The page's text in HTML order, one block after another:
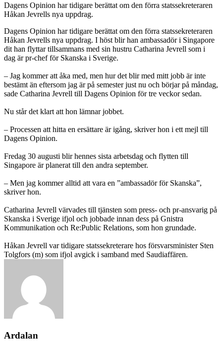
Dagens Opinion har tidigare berättat om den förra statssekreteraren
Håkan Jevrells nya uppdrag.
Dagens Opinion har tidigare berättat om den förra statssekreteraren
Håkan Jevrells nya uppdrag. I höst blir han ambassadör i Singapore
dit han flyttar tillsammans med sin hustru Catharina Jevrell som i
dag är pr-chef för Skanska i Sverige.
– Jag kommer att åka med, men hur det blir med mitt jobb är inte
bestämt än eftersom jag är på semester just nu och börjar på måndag,
sade Catharina Jevrell till Dagens Opinion för tre veckor sedan.
Nu står det klart att hon lämnar jobbet.
– Processen att hitta en ersättare är igång, skriver hon i ett mejl till
Dagens Opinion.
Fredag 30 augusti blir hennes sista arbetsdag och flytten till
Singapore är planerat till den andra september.
– Men jag kommer alltid att vara en ”ambassadör för Skanska”,
skriver hon.
Catharina Jevrell värvades till tjänsten som press- och pr-ansvarig på
Skanska i Sverige ifjol och jobbade innan dess på Gnistra
Kommunikation och Re:Public Relations, som hon grundade.
Håkan Jevrell var tidigare statssekreterare hos försvarsminister Sten
Tolgfors (m) som ifjol avgick i samband med Saudiaffären.
Ardalan